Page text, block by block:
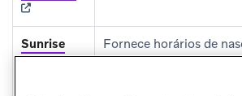
Sunrise
and
Fornece horários de
para uma determinada